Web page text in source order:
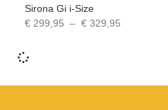
Sirona Gi i-Size
€ 299,95 – € 329,95